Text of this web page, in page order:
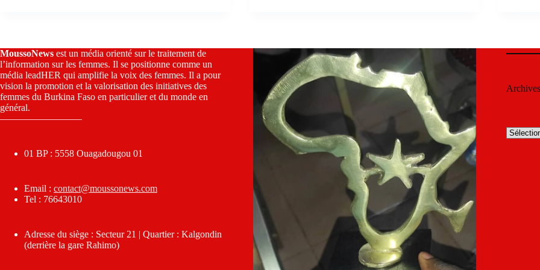
MoussoNews est un média orienté sur le traitement de
l’information sur les femmes. Il se positionne comme un
média leadHER qui amplifie la voix des femmes. Il a pour
vision la promotion et la valorisation des initiatives des
femmes du Burkina Faso en particulier et du monde en
général.
————————–
01 BP : 5558 Ouagadougou 01
Email : contact@moussonews.com
Tel : 76643010
Adresse du siège : Secteur 21 | Quartier : Kalgondin
(derrière la gare Rahimo)
Archives
Archives